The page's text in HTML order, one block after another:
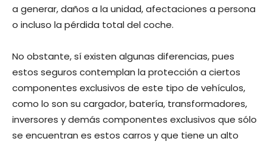
a generar, daños a la unidad, afectaciones a persona
o incluso la pérdida total del coche.
No obstante, sí existen algunas diferencias, pues
estos seguros contemplan la protección a ciertos
componentes exclusivos de este tipo de vehículos,
como lo son su cargador, batería, transformadores,
inversores y demás componentes exclusivos que sólo
se encuentran es estos carros y que tiene un alto